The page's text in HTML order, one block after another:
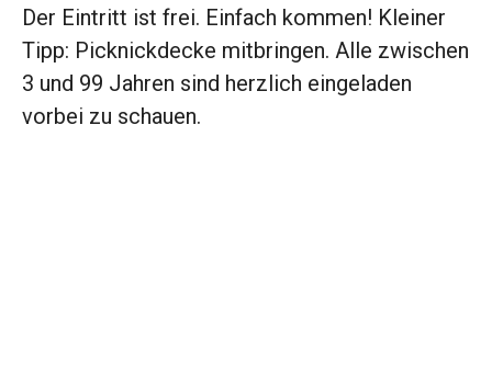
Der Eintritt ist frei. Einfach kommen! Kleiner
Tipp: Picknickdecke mitbringen. Alle zwischen
3 und 99 Jahren sind herzlich eingeladen
vorbei zu schauen.